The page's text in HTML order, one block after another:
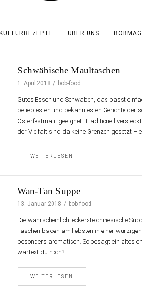
KULTURREZEPTE ÜBER UNS BOBMAG
Schwäbische Maultaschen
1. April 2018 bob-food
Gutes Essen und Schwaben, das passt
beliebtesten und bekanntesten Gerichte der
Osterfestmahl geeignet. Traditionell
der Vielfalt sind da keine Grenzen gesetzt –
WEITERLESEN
Wan-Tan Suppe
13. Januar 2018 bob-food
Die wahrscheinlich leckerste chinesische
Taschen baden am liebsten in einer
besonders aromatisch. So besagt ein altes
wartest du noch?
WEITERLESEN